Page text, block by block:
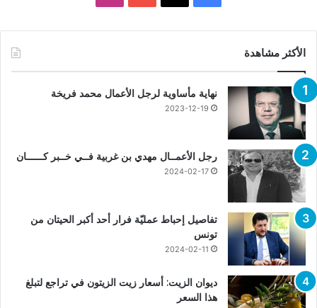
الأكثر مشاهدة
نهاية مأساوية لرجل الأعمال محمد فريخة
2023-12-19
رجل الأعمــال مهدي بن غربية فــي خــبر كــــــان
2024-02-17
تفاصيل إحباط عمليّة فرار أحد أكبر الحيتان من
تونس
2024-02-11
ديوان الزيت: أسعار زيت الزيتون في تراجع لتبلغ
هذا السعر